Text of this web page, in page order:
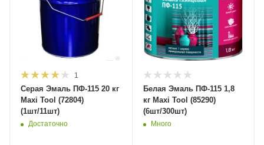
1
Серая Эмаль ПФ-115 20 кг
Maxi Tool (72804)
(1шт/11шт)
Достаточно
Белая Эмаль ПФ-115 1,8
кг Maxi Tool (85290)
(6шт/300шт)
Много